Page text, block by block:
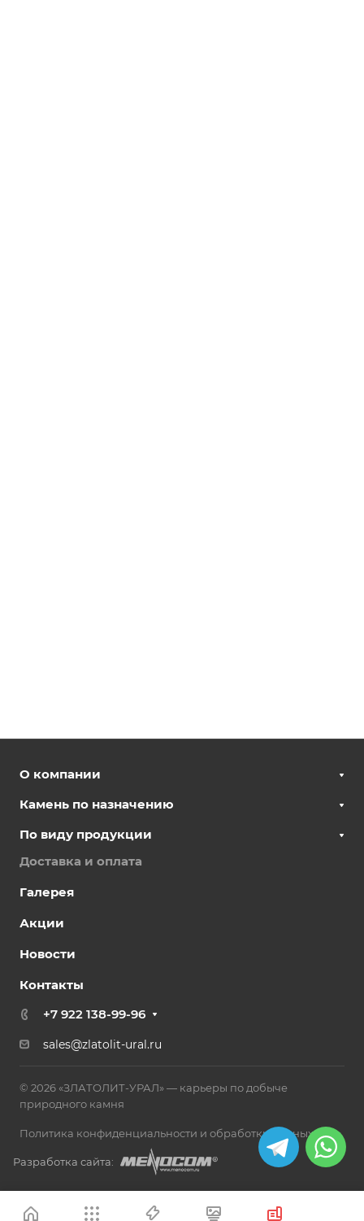
О компании
Камень по назначению
По виду продукции
Доставка и оплата
Галерея
Акции
Новости
Контакты
+7 922 138-99-96
sales@zlatolit-ural.ru
© 2026 «ЗЛАТОЛИТ-УРАЛ» — карьеры по добыче
природного камня
Политика конфиденциальности и обработки данных
Разработка сайта: